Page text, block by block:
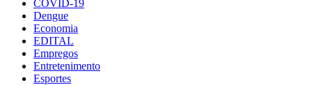
COVID-19
Dengue
Economia
EDITAL
Empregos
Entretenimento
Esportes